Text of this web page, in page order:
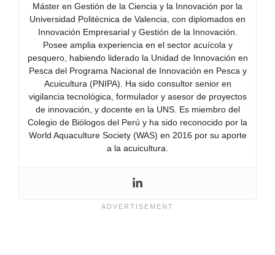
Máster en Gestión de la Ciencia y la Innovación por la
Universidad Politécnica de Valencia, con diplomados en
Innovación Empresarial y Gestión de la Innovación.
Posee amplia experiencia en el sector acuícola y
pesquero, habiendo liderado la Unidad de Innovación en
Pesca del Programa Nacional de Innovación en Pesca y
Acuicultura (PNIPA). Ha sido consultor senior en
vigilancia tecnológica, formulador y asesor de proyectos
de innovación, y docente en la UNS. Es miembro del
Colegio de Biólogos del Perú y ha sido reconocido por la
World Aquaculture Society (WAS) en 2016 por su aporte
a la acuicultura.